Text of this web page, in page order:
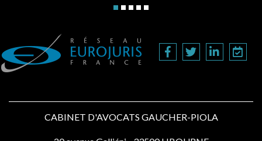
CABINET D'AVOCATS GAUCHER-PIOLA